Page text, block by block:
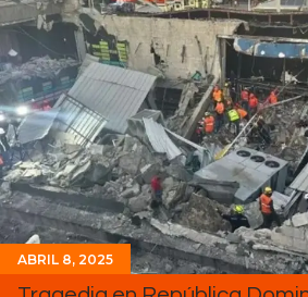
Streaming
En Vivo
Descarga La APP
Programas
Noticias
Equipo
Sobre Nosotros
Contactos
ABRIL 8, 2025